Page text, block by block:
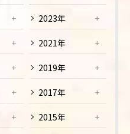
2023年
2021年
2019年
2017年
2015年